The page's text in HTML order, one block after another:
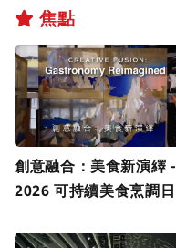
焦點
創意融合：美食新演繹 -
2026 可持續美食烹調日